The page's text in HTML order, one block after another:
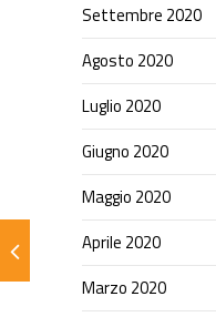
Settembre 2020
Agosto 2020
Luglio 2020
Giugno 2020
Maggio 2020
Aprile 2020
Marzo 2020